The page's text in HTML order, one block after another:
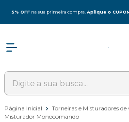
5% OFF na sua primeira compra.Aplique o
Página Inicial
Torneiras e Misturadores
Misturador Monocomando